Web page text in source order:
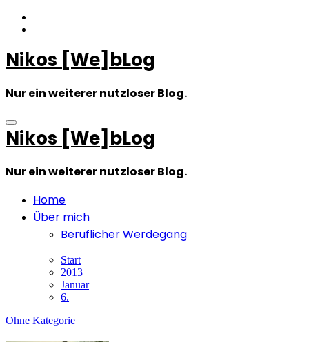
Zum
Inhalt
Nikos [We]bLog
Nur ein weiterer nutzloser Blog.
Nikos [We]bLog
Nur ein weiterer nutzloser Blog.
Home
Über mich
Beruflicher Werdegang
Start
2013
Januar
6.
Ohne Kategorie